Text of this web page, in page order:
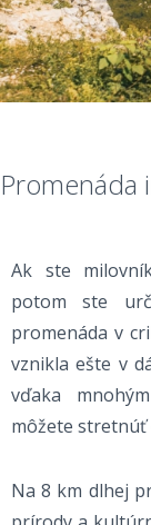
Promenáda
Ak ste
potom ste
promenáda v
vznikla ešte v
vďaka
môžete stretnúť
Na 8 km dlhej